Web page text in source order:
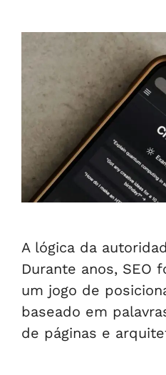
A lógica da
Durante anos, SEO
um jogo de
baseado em
de páginas e